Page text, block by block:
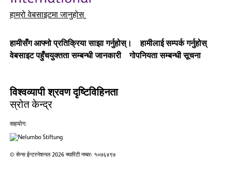
हाम्रो वेबसाइटमा जानुहोस्
हामीसँग आफ्नो प्रतिक्रिया साझा गर्नुहोस्।
हामीलाई सम्पर्क गर्नुहोस्
वेबसाइट पहुँचयुक्तता सम्बन्धी जानकारी
गोपनियता सम्बन्धी सूचना
विश्वव्यापी श्रवण दृष्टिविहिनता
स्रोत केन्द्र
सहयोग:
© सेन्स ईन्टरनेशनल 2026 च्यारिटी नम्बरः १०७६४९७